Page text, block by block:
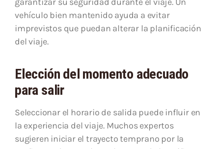
vehículo bien mantenido ayuda a evitar
imprevistos que puedan alterar la planificación
del viaje.
Elección del momento adecuado
para salir
Seleccionar el horario de salida puede influir en
la experiencia del viaje. Muchos expertos
sugieren iniciar el trayecto temprano por la